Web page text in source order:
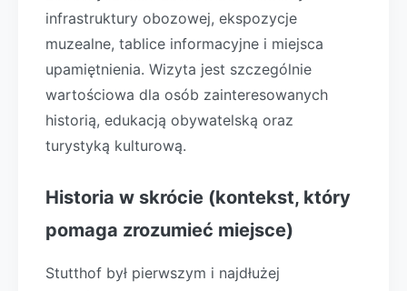
infrastruktury obozowej, ekspozycje
muzealne, tablice informacyjne i miejsca
upamiętnienia. Wizyta jest szczególnie
wartościowa dla osób zainteresowanych
historią, edukacją obywatelską oraz
turystyką kulturową.
Historia w skrócie (kontekst, który
pomaga zrozumieć miejsce)
Stutthof był pierwszym i najdłużej